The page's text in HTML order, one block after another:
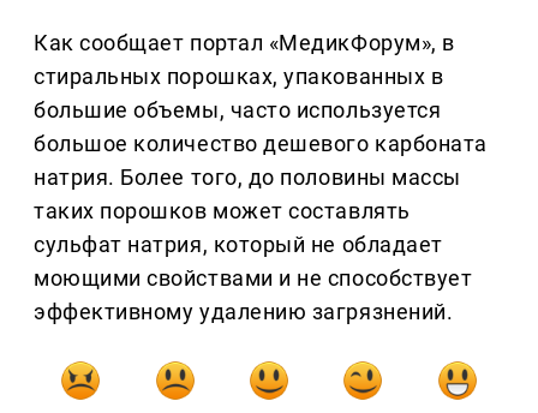
Как сообщает портал «МедикФорум», в
стиральных порошках, упакованных в
большие объемы, часто используется
большое количество дешевого карбоната
натрия. Более того, до половины массы
таких порошков может составлять
сульфат натрия, который не обладает
моющими свойствами и не способствует
эффективному удалению загрязнений.